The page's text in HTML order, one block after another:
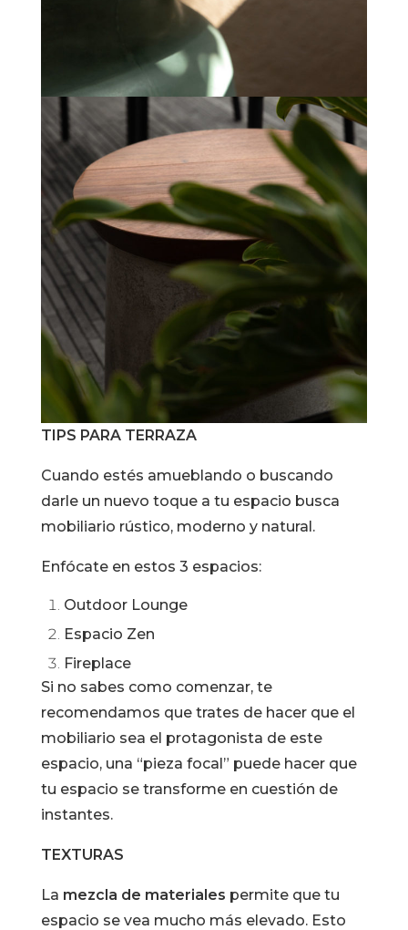
TIPS PARA TERRAZA
Cuando estés amueblando o buscando
darle un nuevo toque a tu espacio busca
mobiliario rústico, moderno y natural.
Enfócate en estos 3 espacios:
Outdoor Lounge
Espacio Zen
Fireplace
Si no sabes como comenzar, te
recomendamos que trates de hacer que el
mobiliario sea el protagonista de este
espacio, una “pieza focal” puede hacer que
tu espacio se transforme en cuestión de
instantes.
TEXTURAS
La mezcla de materiales permite que tu
espacio se vea mucho más elevado. Esto